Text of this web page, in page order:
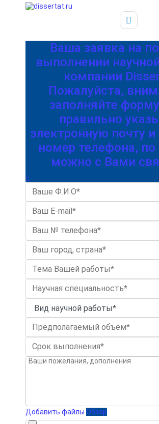
Ваша заявка на
выполнении
компании
Пожалуйста,
заполняйте
правильно
электронную почту
номер телефона,
можно с Вами
Добавить файлы Обзор